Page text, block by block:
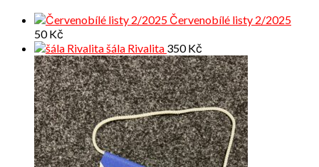
Červenobílé listy 2/2025
50Kč
šála Rivalita 350Kč